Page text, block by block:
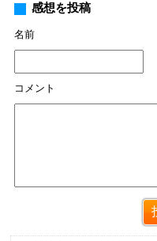
感想を投稿
名前
コメント